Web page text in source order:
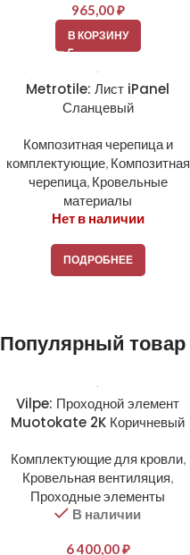
965,00₽
В КОРЗИНУ
Metrotile: Лист iPanel
Сланцевый
Композитная черепица и
комплектующие, Композитная
черепица, Кровельные
материалы
Нет в наличии
ПОДРОБНЕЕ
Популярный товар
Vilpe: Проходной элемент
Muotokate 2K Коричневый
Комплектующие для кровли,
Кровельная вентиляция,
Проходные элементы
В наличии
6 400,00₽